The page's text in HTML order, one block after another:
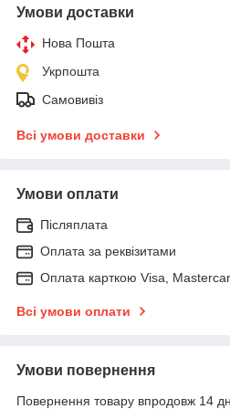
Умови доставки
Нова Пошта
Укрпошта
Самовивіз
Всі умови доставки
Умови оплати
Післяплата
Оплата за реквізитами
Оплата карткою Visa,
Всі умови оплати
Умови повернення
Повернення товару впродовж 14